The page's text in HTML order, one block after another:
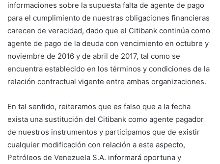
informaciones sobre la supuesta falta de agente de pago
para el cumplimiento de nuestras obligaciones financieras
carecen de veracidad, dado que el Citibank continúa como
agente de pago de la deuda con vencimiento en octubre y
noviembre de 2016 y de abril de 2017, tal como se
encuentra establecido en los términos y condiciones de la
relación contractual vigente entre ambas organizaciones.
En tal sentido, reiteramos que es falso que a la fecha
exista una sustitución del Citibank como agente pagador
de nuestros instrumentos y participamos que de existir
cualquier modificación con relación a este aspecto,
Petróleos de Venezuela S.A. informará oportuna y